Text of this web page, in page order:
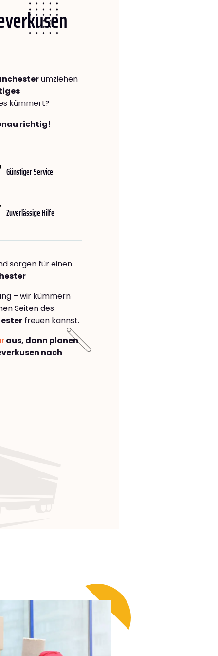
umziehen
kümmert?
richtig!
Günstiger Service
Zuverlässige Hilfe
sorgen für einen
– wir kümmern
Seiten des
freuen kannst.
aus, dann planen
nach